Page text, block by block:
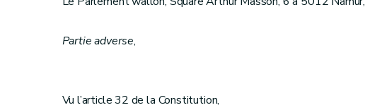
Partie adverse,
Vu l’article 32 de la Constitution,